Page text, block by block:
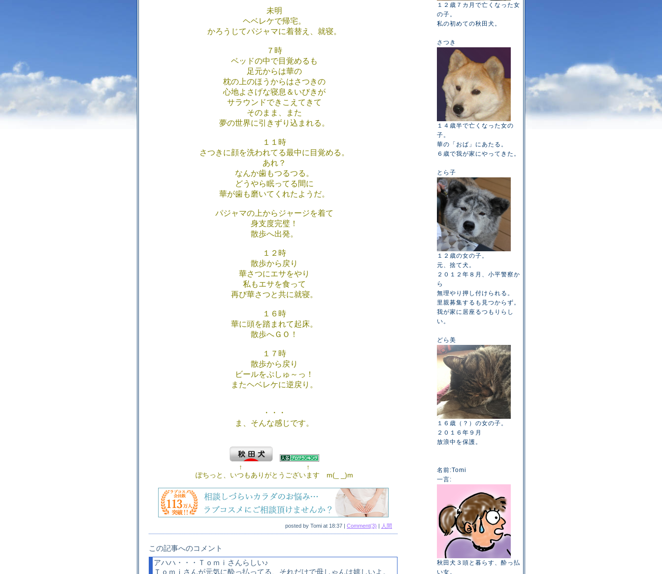
１２歳７カ月で亡くなった女
の子。
私の初めての秋田犬。
さつき
１４歳半で亡くなった女の
子。
華の「おば」にあたる。
６歳で我が家にやってきた。
とら子
１２歳の女の子。
元、捨て犬。
２０１２年８月、小平警察か
ら
無理やり押し付けられる。
里親募集するも見つからず。
我が家に居座るつもりらし
い。
どら美
１６歳（？）の女の子。
２０１６年９月
放浪中を保護。
名前:Tomi
一言:
秋田犬３頭と暮らす、酔っ払
い女。
未明
ヘベレケで帰宅。
かろうじてパジャマに着替え、就寝。
７時
ベッドの中で目覚めるも
足元からは華の
枕の上のほうからはさつきの
心地よさげな寝息＆いびきが
サラウンドできこえてきて
そのまま、また
夢の世界に引きずり込まれる。
１１時
さつきに顔を洗われてる最中に目覚める。
あれ？
なんか歯もつるつる。
どうやら眠ってる間に
華が歯も磨いてくれたようだ。
パジャマの上からジャージを着て
身支度完璧！
散歩へ出発。
１２時
散歩から戻り
華さつにエサをやり
私もエサを食って
再び華さつと共に就寝。
１６時
華に頭を踏まれて起床。
散歩へＧＯ！
１７時
散歩から戻り
ビールをぷしゅ～っ！
またヘベレケに逆戻り。
・・・
ま、そんな感じです。
↑ ↑
ぽちっと、いつもありがとうございます m(_ _)m
posted by Tomi at 18:37 | Comment(3) | 人間
この記事へのコメント
アハハ・・・Ｔｏｍｉさんらしい♪
Ｔｏｍｉさんが元気に酔っ払ってる、それだけで母しゃんは嬉しいよ。